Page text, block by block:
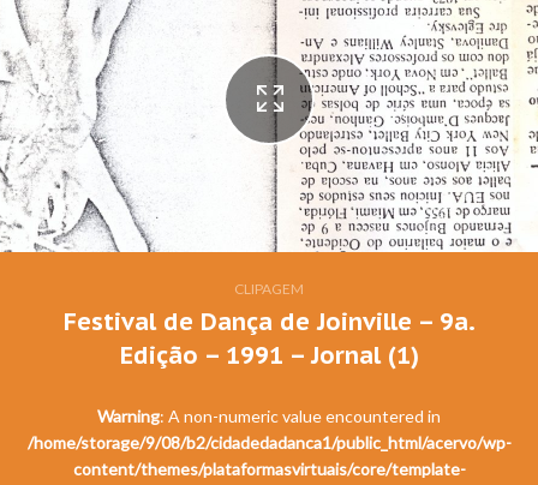
CLIPAGEM
Festival de Dança de Joinville – 9a.
Edição – 1991 – Jornal (1)
Warning: A non-numeric value encountered in
/home/storage/9/08/b2/cidadedadanca1/public_html/acervo/wp-
content/themes/plataformasvirtuais/core/template-